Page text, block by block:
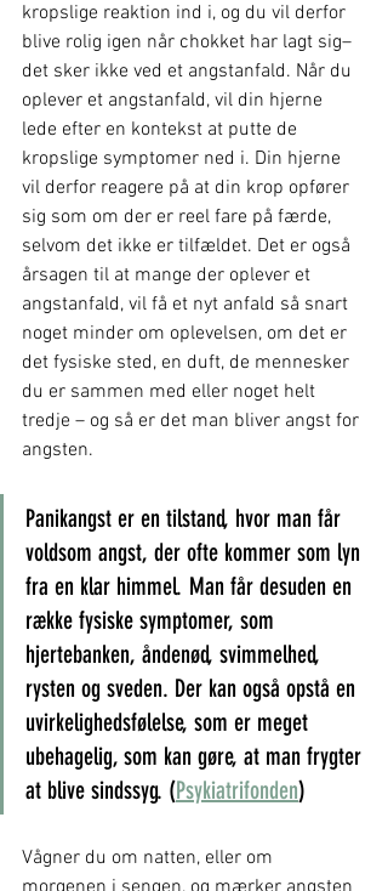
kropslige reaktion ind i, og du vil derfor
blive rolig igen når chokket har lagt sig–
det sker ikke ved et angstanfald. Når du
oplever et angstanfald, vil din hjerne
lede efter en kontekst at putte de
kropslige symptomer ned i. Din hjerne
vil derfor reagere på at din krop opfører
sig som om der er reel fare på færde,
selvom det ikke er tilfældet. Det er også
årsagen til at mange der oplever et
angstanfald, vil få et nyt anfald så snart
noget minder om oplevelsen, om det er
det fysiske sted, en duft, de mennesker
du er sammen med eller noget helt
tredje – og så er det man bliver angst for
angsten.
Panikangst er en tilstand, hvor man får
voldsom angst, der ofte kommer som lyn
fra en klar himmel. Man får desuden en
række fysiske symptomer, som
hjertebanken, åndenød, svimmelhed,
rysten og sveden. Der kan også opstå en
uvirkelighedsfølelse, som er meget
ubehagelig, som kan gøre, at man frygter
at blive sindssyg. (Psykiatrifonden)
Vågner du om natten, eller om